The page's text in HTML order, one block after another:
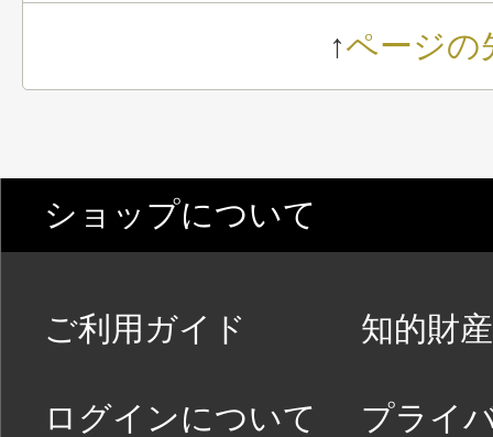
↑ページの
ショップについて
ご利用ガイド
ログインについて
知的財産
プライ